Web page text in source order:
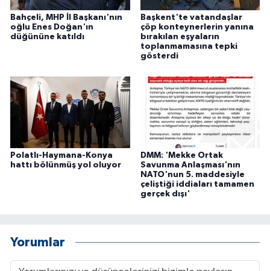
Bahçeli, MHP İl Başkanı'nın
oğlu Enes Doğan'ın
düğününe katıldı
Başkent'te vatandaşlar
çöp konteynerlerin yanına
bırakılan eşyaların
toplanmamasına tepki
gösterdi
Polatlı-Haymana-Konya
hattı bölünmüş yol oluyor
DMM: 'Mekke Ortak
Savunma Anlaşması'nın
NATO'nun 5. maddesiyle
çeliştiği iddiaları tamamen
gerçek dışı'
Yorumlar